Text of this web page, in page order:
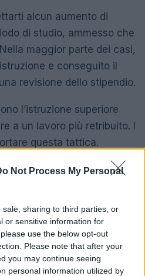
Not Process My Personal
sharing to third parties, or
or sensitive information for
use the below opt-out
Please note that after your
you may continue seeing
personal information utilized by
alcun aumento di
di studio, ammesso che
maggior parte dei casi,
e conseguito il
revisione dello stipendio.
l’istruzione superiore
a un lavoro più retribuito. I
questa tattica.
il 10% in più rispetto al
dalla tua situazione
molti altri fattori.
le variabili, se puoi
superiore, il ritorno